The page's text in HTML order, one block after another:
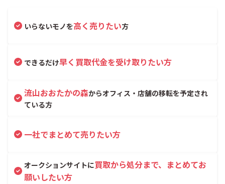
いらないモノを高く売りたい方
できるだけ早く買取代金を受け取りたい方
流山おおたかの森からオフィス・店舗の移転を予定され
ている方
一社でまとめて売りたい方
オークションサイトに買取から処分まで、まとめてお
願いしたい方